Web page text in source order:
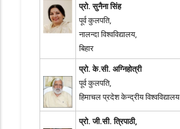
प्रो. सुनैना सिंह
पूर्व कुलपति,
नालन्दा विश्वविद्यालय,
बिहार
प्रो. के.सी. अग्निहोत्री
पूर्व कुलपति,
हिमाचल प्रदेश केन्द्रीय विश्वविद्यालय
प्रो. जी.सी. त्रिपाठी,